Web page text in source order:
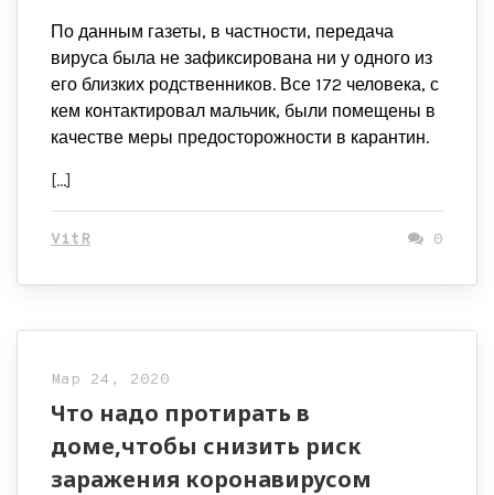
По данным газеты, в частности, передача
вируса была не зафиксирована ни у одного из
его близких родственников. Все 172 человека, с
кем контактировал мальчик, были помещены в
качестве меры предосторожности в карантин.
[…]
VitR 0
Мар 24, 2020
Что надо протирать в
доме,чтобы снизить риск
заражения коронавирусом